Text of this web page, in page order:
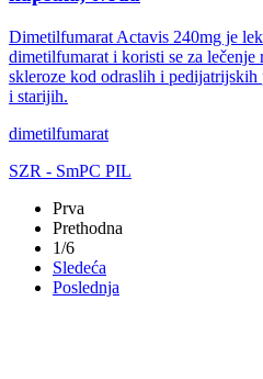
Dimetilfumarat Actavis 240mg je
dimetilfumarat i koristi se za lečenje
skleroze kod odraslih i pedijatrijskih
i starijih.
dimetilfumarat
SZR - SmPC PIL
Prva
Prethodna
1/6
Sledeća
Poslednja